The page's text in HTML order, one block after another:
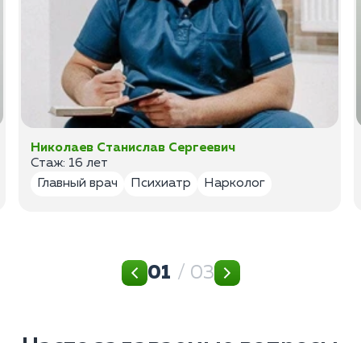
Николаев Станислав Сергеевич
Стаж: 16 лет
Главный врач
Психиатр Нарколог
01 / 03